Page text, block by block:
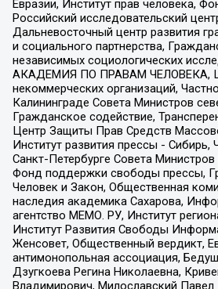
Евразии, Институт прав человека,
Российский исследовательский
Дальневосточный центр развития
и социального партнерства,
независимых социологических
АКАДЕМИЯ ПО ПРАВАМ ЧЕЛОВЕКА,
некоммерческих организаций,
Калининграде Совета Министров
Гражданское содействие,
Центр Защиты Прав Средств
Институт развития прессы - Сибирь,
Санкт-Петербурге Совета
Фонд поддержки свободы прессы,
Человек и Закон, Общественная
наследия академика Сахарова,
агентство МЕМО. РУ, Институт
Институт Развития Свободы
Женсовет, Общественный вердикт,
антимонопольная ассоциация,
Дзугкоева Регина Николаевна,
Владимирович, Милославский